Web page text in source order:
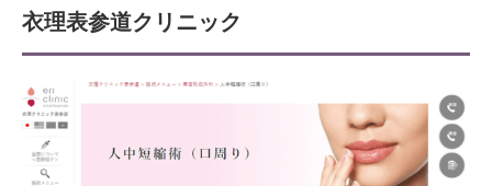
衣理表参道クリニック